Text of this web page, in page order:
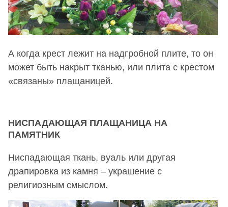
А когда крест лежит на надгробной плите, то он
может быть накрыт тканью, или плита с крестом
«связаны» плащаницей.
НИСПАДАЮЩАЯ ПЛАЩАНИЦА НА
ПАМЯТНИК
Ниспадающая ткань, вуаль или другая
драпировка из камня – украшение с
религиозным смыслом.